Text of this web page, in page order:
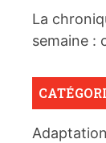
La
semaine :
Adaptation